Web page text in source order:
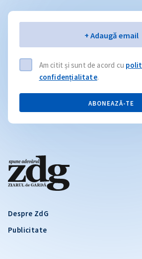
Despre ZdG
Publicitate
+ Adaugă email
Am citit și sunt de acord cu
confidențialitate.
ABONEAZĂ-TE